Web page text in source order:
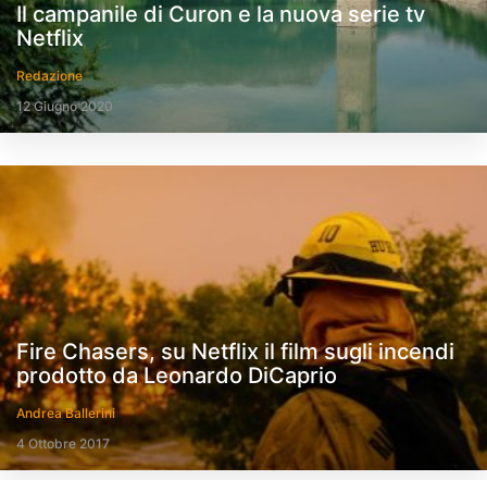
Il campanile di Curon e la nuova serie tv
Netflix
Redazione
12 Giugno 2020
Fire Chasers, su Netflix il film sugli incendi
prodotto da Leonardo DiCaprio
Andrea Ballerini
4 Ottobre 2017